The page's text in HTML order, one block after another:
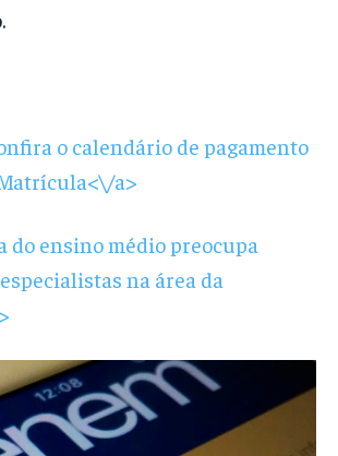
o calendário de pagamento
a>
do ensino médio preocupa
na área da